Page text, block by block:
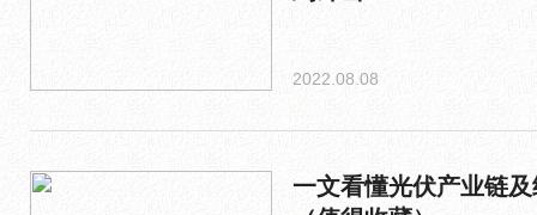
2022.08.08
一文看懂光伏产业链